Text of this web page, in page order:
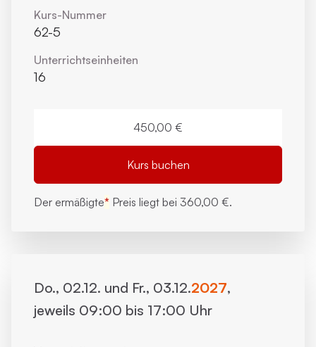
Kurs-Nummer
62-5
Unterrichts­einheiten
16
450,00 €
Kurs buchen
Der ermäßigte* Preis liegt bei 360,00 €.
Do., 02.12. und Fr., 03.12.2027,
jeweils 09:00 bis 17:00 Uhr